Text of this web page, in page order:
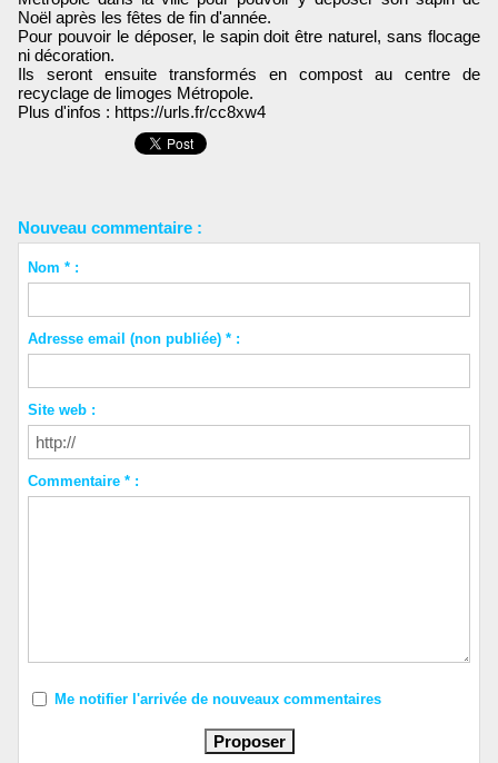
Noël après les fêtes de fin d'année.
Pour pouvoir le déposer, le sapin doit être naturel, sans flocage
ni décoration.
Ils seront ensuite transformés en compost au centre de
recyclage de limoges Métropole.
Plus d'infos : https://urls.fr/cc8xw4
Nouveau commentaire :
Nom * :
Adresse email (non publiée) * :
Site web :
Commentaire * :
Me notifier l'arrivée de nouveaux commentaires